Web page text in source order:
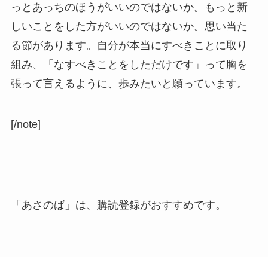
っとあっちのほうがいいのではないか。もっと新
しいことをした方がいいのではないか。思い当た
る節があります。自分が本当にすべきことに取り
組み、「なすべきことをしただけです」って胸を
張って言えるように、歩みたいと願っています。
[/note]
「あさのば」は、購読登録がおすすめです。